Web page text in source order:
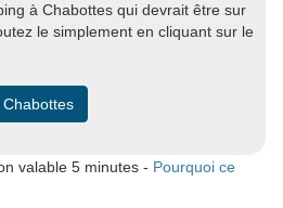
à Chabottes qui devrait être sur
le simplement en cliquant sur le
valable 5 minutes - Pourquoi ce